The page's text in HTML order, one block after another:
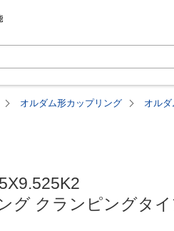
オルダム形カップリング
オル
グ クランピングタイ